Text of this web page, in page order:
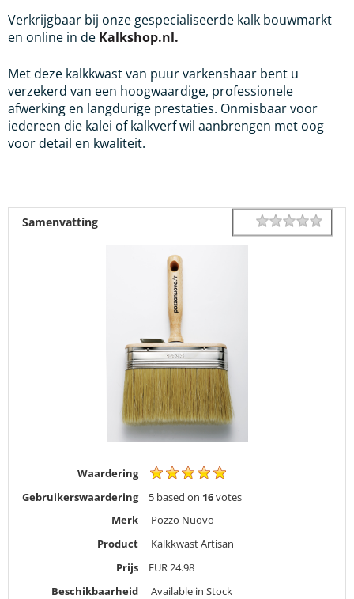
Verkrijgbaar bij onze gespecialiseerde kalk bouwmarkt
en online in de Kalkshop.nl.
Met deze kalkkwast van puur varkenshaar bent u
verzekerd van een hoogwaardige, professionele
afwerking en langdurige prestaties. Onmisbaar voor
iedereen die kalei of kalkverf wil aanbrengen met oog
voor detail en kwaliteit.
Samenvatting Rating 1 star
2
3
4
5
Waardering
Gebruikerswaardering
5based on 16votes
Merk
Pozzo Nuovo
Product
Kalkkwast Artisan
Prijs
EUR24.98
Beschikbaarheid
Available in Stock